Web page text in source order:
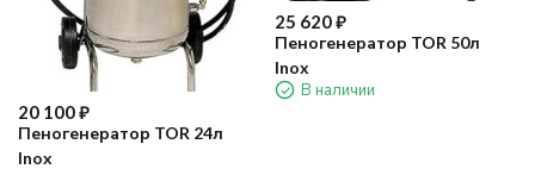
20 100₽
Пеногенератор TOR 24л
Inox
25 620₽
Пеногенератор TOR 50л
Inox
В наличии